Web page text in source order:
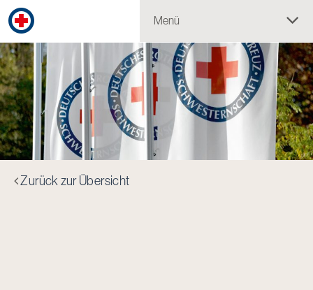
Menü
Zurück zur Übersicht